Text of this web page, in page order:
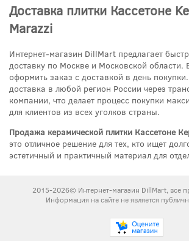
Доставка плитки Кассетоне
Marazzi
Интернет-магазин DillMart предлагает
доставку по Москве и Московской области.
оформить заказ с доставкой в день
доставка в любой регион России через
компании, что делает процесс покупки
для клиентов из всех уголков страны.
Продажа керамической плитки Кассетоне
это отличное решение для тех, кто ищет
эстетичный и практичный материал для
2015-2026© Интернет-магазин DillMart, все
Информация на сайте не является